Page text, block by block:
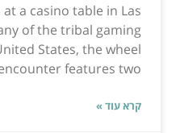
a casino table in Las
of the tribal gaming
States, the wheel
features two...
קרא עוד »